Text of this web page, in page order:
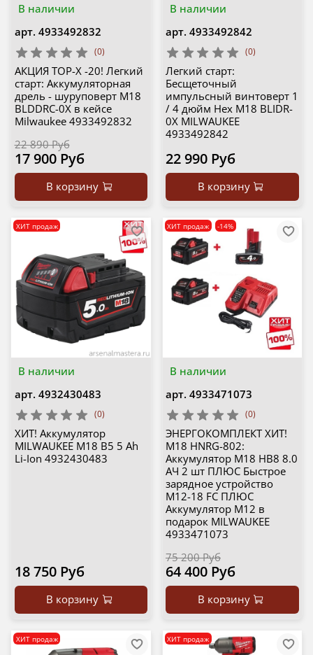
В наличии
арт. 4933492832
(0)
АКЦИЯ TOP-X -20! Легкий
старт: Аккумуляторная
дрель - шуруповерт M18
BLDDRC-0X в кейсе
Milwaukee 4933492832
22 890 Руб
17 900 Руб
В корзину
В наличии
арт. 4933492842
(0)
Легкий старт:
Бесщеточный
импульсный винтоверт 1
/ 4 дюйм Hex M18 BLIDR-
0X MILWAUKEE
4933492842
22 990 Руб
В корзину
В наличии
ХИТ продаж
арт. 4932430483
(0)
ХИТ! Аккумулятор
MILWAUKEE M18 B5 5 Ah
Li-Ion 4932430483
18 750 Руб
В корзину
В наличии
ХИТ продаж -14%
арт. 4933471073
(0)
ЭНЕРГОКОМПЛЕКТ ХИТ!
M18 HNRG-802:
Аккумулятор M18 HB8 8.0
АЧ 2 шт ПЛЮС Быстрое
зарядное устройство
M12-18 FC ПЛЮС
Аккумулятор M12 в
подарок MILWAUKEE
4933471073
75 200 Руб
64 400 Руб
В корзину
ХИТ продаж ХИТ продаж